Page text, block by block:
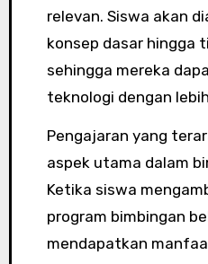
relevan. Siswa akan
konsep dasar hingga
sehingga mereka
teknologi dengan
Pengajaran yang
aspek utama dalam
Ketika siswa
program bimbingan
mendapatkan